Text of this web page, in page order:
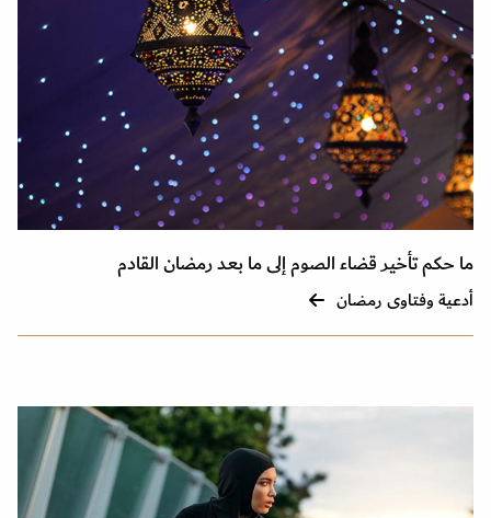
ما حكم تأخير قضاء الصوم إلى ما بعد رمضان القادم
أدعية وفتاوى رمضان